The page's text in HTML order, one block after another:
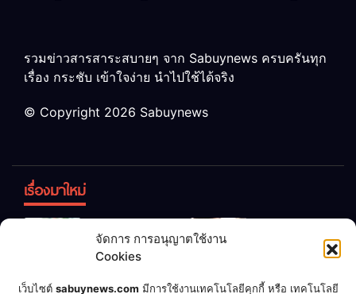
จัดการ การอนุญาตใช้งาน
Cookies
เว็บไซต์ sabuynews.com มีการใช้งานเทคโนโลยีคุกกี้ หรือ เทคโนโลยี
รวมข่าวสารสาระสบายๆ จาก Sabuynews ครบครันทุก
เรื่อง กระชับ เข้าใจง่าย นำไปใช้ได้จริง
© Copyright 2026 Sabuynews
เรื่องมาใหม่
ทิ้ง! เปลี่ยน
เป็น “ปุ๋ย
จุลินทรีย์”
หญิง 12 ขวบ
แต่งงานกับ
เชื่อพ่อแล้ว เจ้าของคาร์